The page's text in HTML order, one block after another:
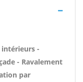
intérieurs -
- Ravalement
par